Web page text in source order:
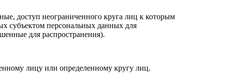
доступ неограниченного круга лиц к которым
субъектом персональных данных для
для распространения).
лицу или определенному кругу лиц.